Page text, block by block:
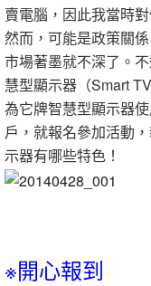
賣電腦，因此我當時
然而，可能是政策關
市場著墨就不深了。
慧型顯示器（Smart
為它牌智慧型顯示器
戶，就報名參加活動
示器有哪些特色！
※開心報到